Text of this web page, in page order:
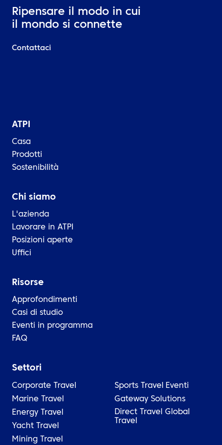
Ripensare il modo in cui
il mondo si connette
Contattaci
ATPI
Casa
Prodotti
Sostenibilità
Chi siamo
L'azienda
Lavorare in ATPI
Posizioni aperte
Uffici
Risorse
Approfondimenti
Casi di studio
Eventi in programma
FAQ
Settori
Corporate Travel
Marine Travel
Energy Travel
Yacht Travel
Mining Travel
Sports Travel
Eventi
Gateway Solutions
Direct Travel Global
Travel